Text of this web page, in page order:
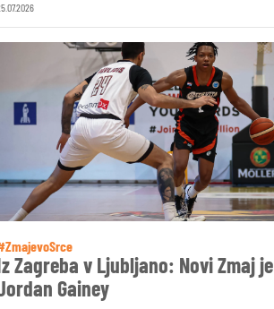
Zagreba v Ljubljano: Novi Zmaj je
Gainey